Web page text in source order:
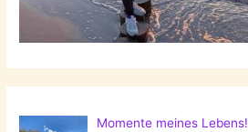
Momente meines Lebens!